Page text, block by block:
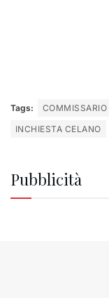
Tags: COMMISSARIO
INCHIESTA CELANO
Pubblicità